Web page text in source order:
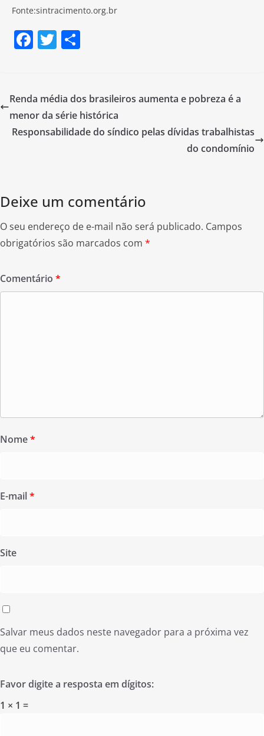
Fonte:sintracimento.org.br
F
e
b
o
T
er e
Renda média dos brasileiros aumenta e pobreza é a
menor da série histórica
Responsabilidade do síndico pelas dívidas trabalhistas
do condomínio
Deixe um comentário
O seu endereço de e-mail não será publicado. Campos
obrigatórios são marcados com *
Comentário *
Nome*
E-mail*
Site
Salvar meus dados neste navegador para a próxima vez
que eu comentar.
Favor digite a resposta em dígitos:
1 × 1 =